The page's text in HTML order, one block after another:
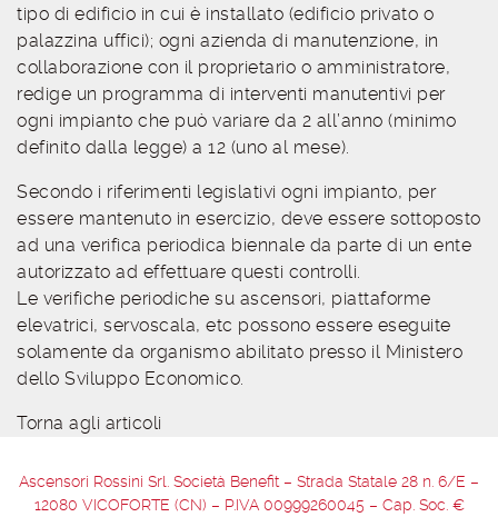
tipo di edificio in cui è installato (edificio privato o
palazzina uffici); ogni azienda di manutenzione, in
collaborazione con il proprietario o amministratore,
redige un programma di interventi manutentivi per
ogni impianto che può variare da 2 all’anno (minimo
definito dalla legge) a 12 (uno al mese).
Secondo i riferimenti legislativi ogni impianto, per
essere mantenuto in esercizio, deve essere sottoposto
ad una verifica periodica biennale da parte di un ente
autorizzato ad effettuare questi controlli.
Le verifiche periodiche su ascensori, piattaforme
elevatrici, servoscala, etc possono essere eseguite
solamente da organismo abilitato presso il Ministero
dello Sviluppo Economico.
Torna agli articoli
Ascensori Rossini Srl. Società Benefit – Strada Statale 28 n. 6/E –
12080 VICOFORTE (CN) – P.IVA 00999260045 – Cap. Soc. €